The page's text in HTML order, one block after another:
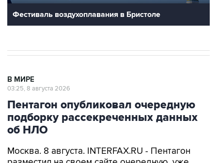
Пентагон опубликовал очередную
подборку рассекреченных данных
об НЛО
Москва. 8 августа. INTERFAX.RU - Пентагон
пятую по счету подборку рассекреченных